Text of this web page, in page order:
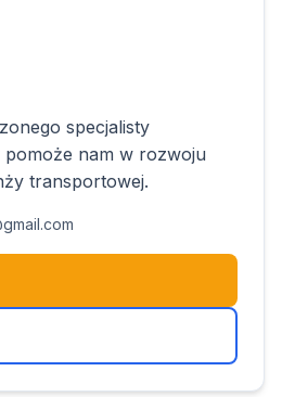
specjalisty
nam w rozwoju
transportowej.